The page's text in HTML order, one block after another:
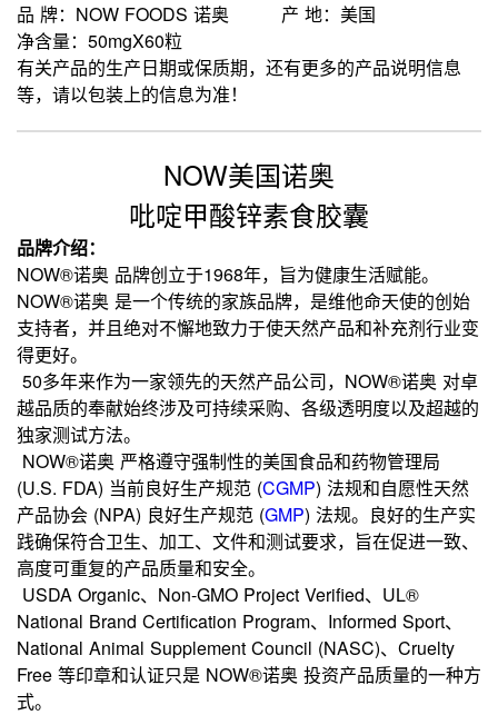
品 牌：NOW FOODS 诺奥
产 地：美国
净含量：50mgX60粒
有关产品的生产日期或保质期，还有更多的产品说明信息
等，请以包装上的信息为准！
NOW美国诺奥
吡啶甲酸锌素食胶囊
品牌介绍：
NOW®诺奥 品牌创立于1968年，旨为健康生活赋能。
NOW®诺奥 是一个传统的家族品牌，是维他命天使的创始
支持者，并且绝对不懈地致力于使天然产品和补充剂行业变
得更好。
50多年来作为一家领先的天然产品公司，NOW®诺奥 对卓
越品质的奉献始终涉及可持续采购、各级透明度以及超越的
独家测试方法。
NOW®诺奥 严格遵守强制性的美国食品和药物管理局
(U.S. FDA) 当前良好生产规范 (CGMP) 法规和自愿性天然
产品协会 (NPA) 良好生产规范 (GMP) 法规。良好的生产实
践确保符合卫生、加工、文件和测试要求，旨在促进一致、
高度可重复的产品质量和安全。
USDA Organic、Non-GMO Project Verified、UL®
National Brand Certification Program、Informed Sport、
National Animal Supplement Council (NASC)、Cruelty
Free 等印章和认证只是 NOW®诺奥 投资产品质量的一种方
式。